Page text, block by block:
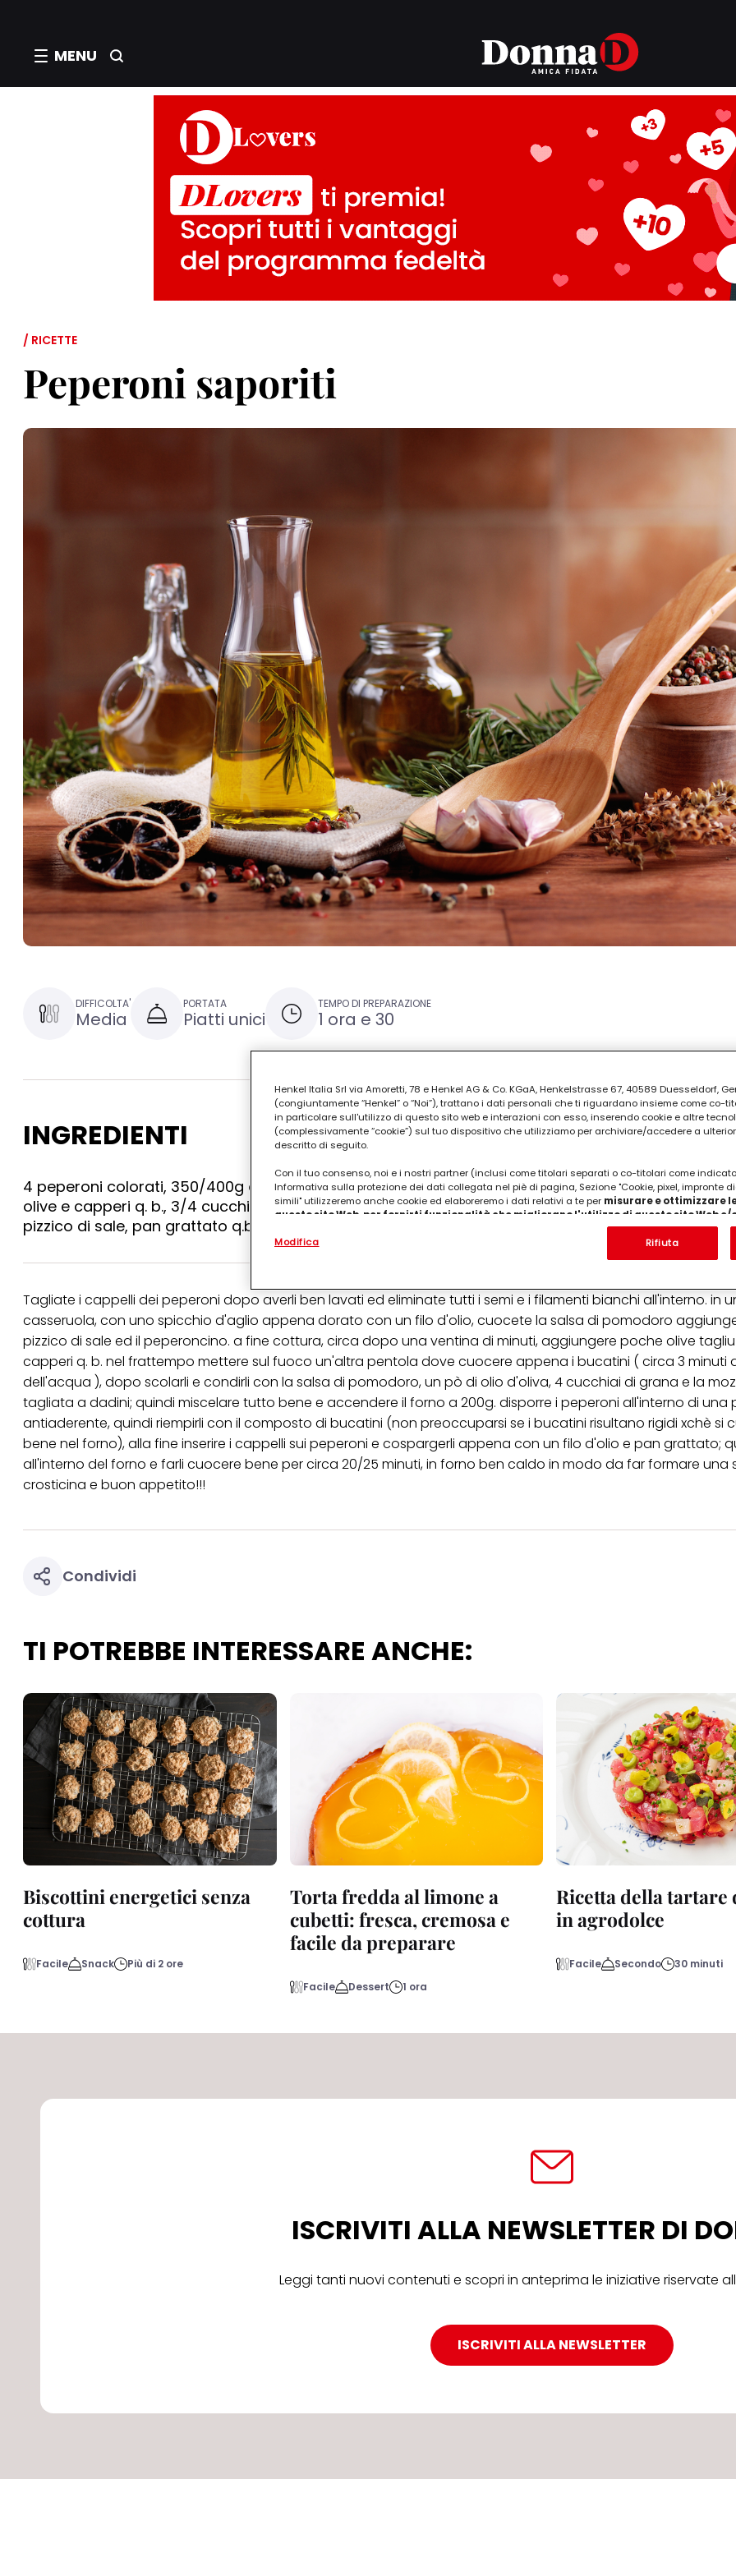
MENU
/ RICETTE
Peperoni saporiti
DIFFICOLTA'
Media
PORTATA
Piatti unici
TEMPO DI PREPARAZIONE
1 ora e 30
INGREDIENTI
4 peperoni colorati, 350/400g di bucatini ( x 4 persone ), salsa grossa di pomodoro, 1 spicchio
olive e capperi q. b., 3/4 cucchiai di grana, 2 mozzarelle, 1 peperoncino, olio d'oliva extra vergine
pizzico di sale, pan grattato q.b.
Tagliate i cappelli dei peperoni dopo averli ben lavati ed eliminate tutti i semi e i filamenti bianchi all'interno. in
casseruola, con uno spicchio d'aglio appena dorato con un filo d'olio, cuocete la salsa di pomodoro
pizzico di sale ed il peperoncino. a fine cottura, circa dopo una ventina di minuti, aggiungere poche olive
capperi q. b. nel frattempo mettere sul fuoco un'altra pentola dove cuocere appena i bucatini ( circa 3 minuti
dell'acqua ), dopo scolarli e condirli con la salsa di pomodoro, un pò di olio d'oliva, 4 cucchiai di grana e la
tagliata a dadini; quindi miscelare tutto bene e accendere il forno a 200g. disporre i peperoni all'interno di una
antiaderente, quindi riempirli con il composto di bucatini (non preoccuparsi se i bucatini risultano rigidi xchè si
bene nel forno), alla fine inserire i cappelli sui peperoni e cospargerli appena con un filo d'olio e pan grattato;
all'interno del forno e farli cuocere bene per circa 20/25 minuti, in forno ben caldo in modo da far formare una
crosticina e buon appetito!!!
Condividi
TI POTREBBE INTERESSARE ANCHE:
Biscottini energetici senza
cottura
Facile Snack Più di 2 ore
Torta fredda al limone a
cubetti: fresca, cremosa e
facile da preparare
Facile Dessert 1 ora
Ricetta della tartare
in agrodolce
Facile Secondo 30 minuti
ISCRIVITI ALLA NEWSLETTER DI
Leggi tanti nuovi contenuti e scopri in anteprima le iniziative riservate
ISCRIVITI ALLA NEWSLETTER
Henkel Italia Srl via Amoretti, 78 e Henkel AG & Co. KGaA, Henkelstrasse 67, 40589 Duesseldorf,
(congiuntamente “Henkel” o “Noi”), trattano i dati personali che ti riguardano insieme come co-
in particolare sull'utilizzo di questo sito web e interazioni con esso, inserendo cookie e altre
(complessivamente “cookie”) sul tuo dispositivo che utilizziamo per archiviare/accedere a
descritto di seguito.
Con il tuo consenso, noi e i nostri partner (inclusi come titolari separati o co-titolari come
Informativa sulla protezione dei dati collegata nel piè di pagina, Sezione "Cookie, pixel, impronte
simili" utilizzeremo anche cookie ed elaboreremo i dati relativi a te per misurare e ottimizzare
questo sito Web, per fornirti funzionalità che migliorano l'utilizzo di questo sito Web e/
. Analizzeremo il tuo utilizzo di questo sito Web e le tue interazioni commerciali
(rispettivamente dell'azienda per cui lavori) per) e su tale base tracciare i tuoi acquisti dei nostri
terzi, conservare le nostre informazioni sulle entità commerciali e creare profili individuali su di te
identificati) su questo sito web e altri media (di terzi) tramite i dispositivi assegnati a te o alla tua
misurare e ottimizzare il successo delle campagne pubblicitarie.
Puoi trovare maggiori informazioni sul trattamento dei tuoi dati nella nostra Informativa sulla
collegata nel piè di pagina (Sezione "Cookie, Pixel, Impronte digitali e tecnologie simili"). Puoi
qualsiasi momento con effetto per il futuro disabilitando i cookie sul nostro sito web nella sezione
collegata nel piè di pagina. Per ulteriori informazioni sui cookie utilizzati su questo sito Web, in
periodo di conservazione, consultare le informazioni dettagliate su ciascun cookie disponibili
"modifica" di seguito".
Se fai clic su "Modifica" potrai trovare maggiori informazioni sul trattamento dei tuoi dati / sull'uso
per uno o più degli scopi sopra menzionati. Cliccando su "Accetta tutto", acconsenti all'uso dei
tuoi dati personali per tutte le finalità sopra indicate. Se fai clic su "Rifiuta", verranno utilizzati solo i
Modifica Rifiuta